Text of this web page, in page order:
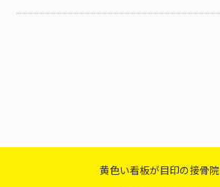
黄色い看板が目印の接骨院